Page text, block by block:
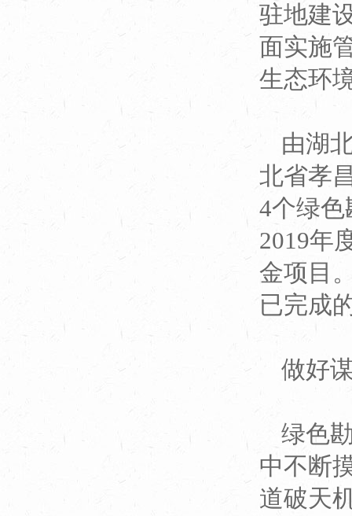
驻地建
面实施
生态环
由湖
北省孝
4个绿
2019年
金项目
已完成
做好
绿色
中不断
道破天